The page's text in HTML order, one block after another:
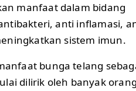
manfaat dalam bidang
anti inflamasi,
sistem imun.
bunga telang
dilirik oleh banyak